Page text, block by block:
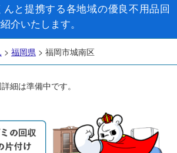
と提携する各地域の優良不用品回
介いたします。
> 福岡県 > 福岡市城南区
細は準備中です。